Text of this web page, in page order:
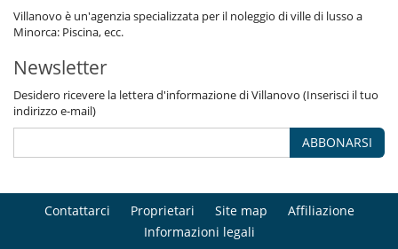
Villanovo è un'agenzia specializzata per il noleggio di ville di lusso a
Minorca: Piscina, ecc.
Newsletter
Desidero ricevere la lettera d'informazione di Villanovo (Inserisci il tuo
indirizzo e-mail)
ABBONARSI
Contattarci Proprietari Site map
Affiliazione
Informazioni legali